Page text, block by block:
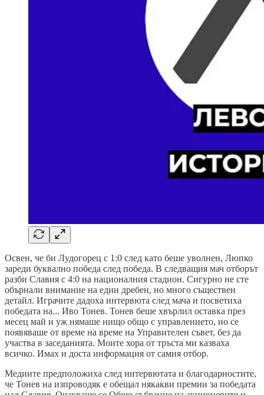
Освен, че би Лудогорец с 1:0 след като беше уволнен, Люпко
зареди буквално победа след победа. В следващия мач отборът
разби Славия с 4:0 на националния стадион. Сигурно не сте
обърнали внимание на един дребен, но много съществен
детайл. Играчите дадоха интервюта след мача и посветиха
победата на... Иво Тонев. Тонев беше хвърлил оставка през
месец май и уж нямаше нищо общо с управлението, но се
появяваше от време на време на Управителен съвет, без да
участва в заседанията. Моите хора от тръста ми казваха
всичко. Имах и доста информация от самия отбор.
Медиите предположиха след интервютата и благодарностите,
че Тонев на изпроводяк е обещал някакви премии за победата